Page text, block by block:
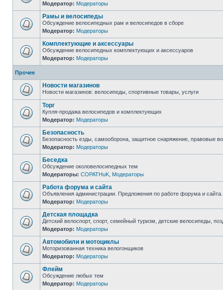
Модератор: Модераторы
Рамы и велосипеды
Обсуждение велосипедных рам и велосипедов в сборе
Модератор: Модераторы
Комплектующие и аксессуары
Обсуждение велосипедных комплектующих и аксессуаров
Модератор: Модераторы
Прочее
Новости магазинов
Новости магазинов: велосипеды, спортивные товары, услуги
Торг
Купля-продажа велосипедов и комплектующих
Модератор: Модераторы
Безопасность
Безопасность езды, самооборона, защитное снаряжение, правовые
Модератор: Модераторы
Беседка
Обсуждение околовелосипедных тем
Модераторы: COPATHuK Модераторы
Работа форума и сайта
Объявления администрации. Предложения по работе форума и сайта.
Модератор: Модераторы
Детская площадка
Детский велоспорт, спорт, семейный туризм, детские велосипеды,
Модератор: Модераторы
Автомобили и мотоциклы
Моторизованная техника велогонщиков
Модератор: Модераторы
Флейм
Обсуждение любых тем
Модератор: Модераторы